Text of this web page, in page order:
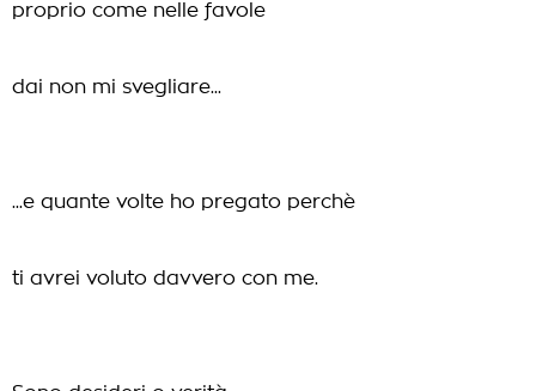
proprio come nelle favole
dai non mi svegliare...
...e quante volte ho pregato perchè
ti avrei voluto davvero con me.